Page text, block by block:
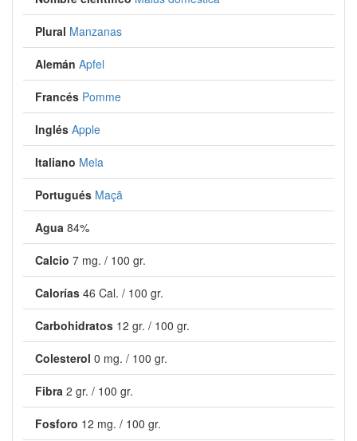
Plural Manzanas
Alemán Apfel
Francés Pomme
Inglés Apple
Italiano Mela
Portugués Maçã
Agua 84%
Calcio 7 mg. / 100 gr.
Calorías 46 Cal. / 100 gr.
Carbohidratos 12 gr. / 100 gr.
Colesterol 0 mg. / 100 gr.
Fibra 2 gr. / 100 gr.
Fosforo 12 mg. / 100 gr.